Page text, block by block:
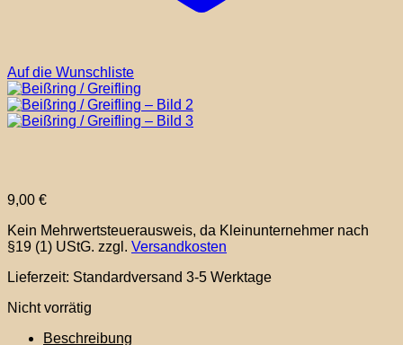
Auf die Wunschliste
9,00 €
Kein Mehrwertsteuerausweis, da Kleinunternehmer nach
§19 (1) UStG. zzgl. Versandkosten
Lieferzeit: Standardversand 3-5 Werktage
Nicht vorrätig
Beschreibung